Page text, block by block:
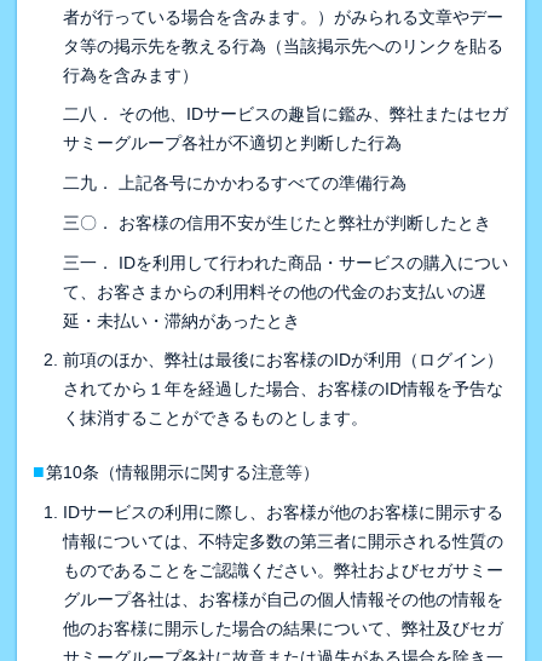
者が行っている場合を含みます。）がみられる文章やデー
タ等の掲示先を教える行為（当該掲示先へのリンクを貼る
行為を含みます）
二八． その他、IDサービスの趣旨に鑑み、弊社またはセガ
サミーグループ各社が不適切と判断した行為
二九． 上記各号にかかわるすべての準備行為
三〇． お客様の信用不安が生じたと弊社が判断したとき
三一． IDを利用して行われた商品・サービスの購入につい
て、お客さまからの利用料その他の代金のお支払いの遅
延・未払い・滞納があったとき
前項のほか、弊社は最後にお客様のIDが利用（ログイン）
されてから１年を経過した場合、お客様のID情報を予告な
く抹消することができるものとします。
■第10条（情報開示に関する注意等）
IDサービスの利用に際し、お客様が他のお客様に開示する
情報については、不特定多数の第三者に開示される性質の
ものであることをご認識ください。弊社およびセガサミー
グループ各社は、お客様が自己の個人情報その他の情報を
他のお客様に開示した場合の結果について、弊社及びセガ